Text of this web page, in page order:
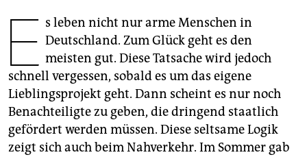
epaper login
E s leben nicht nur arme Menschen in
Deutschland. Zum Glück geht es den
meisten gut. Diese Tatsache wird jedoch
schnell vergessen, sobald es um das eigene
Lieblingsprojekt geht. Dann scheint es nur noch
Benachteiligte zu geben, die dringend staatlich
gefördert werden müssen. Diese seltsame Logik
zeigt sich auch beim Nahverkehr. Im Sommer gab